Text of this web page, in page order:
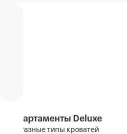
Апартаменты Deluxe
Разные типы кроватей